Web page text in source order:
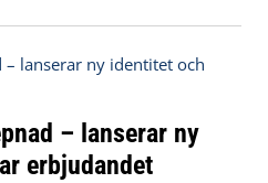
– lanserar ny
erbjudandet